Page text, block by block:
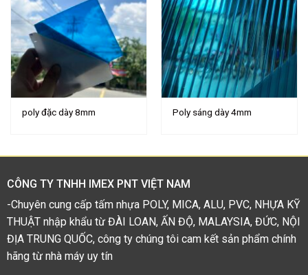
poly đặc dày 8mm Poly sáng dày 4mm
CÔNG TY TNHH IMEX PNT VIỆT NAM
-Chuyên cung cấp tấm nhựa POLY, MICA, ALU, PVC, NHỰA KỸ
THUẬT nhập khẩu từ ĐÀI LOAN, ẤN ĐỘ, MALAYSIA, ĐỨC, NỘI
ĐỊA TRUNG QUỐC, công ty chúng tôi cam kết sản phẩm chính
hãng từ nhà máy uy tín